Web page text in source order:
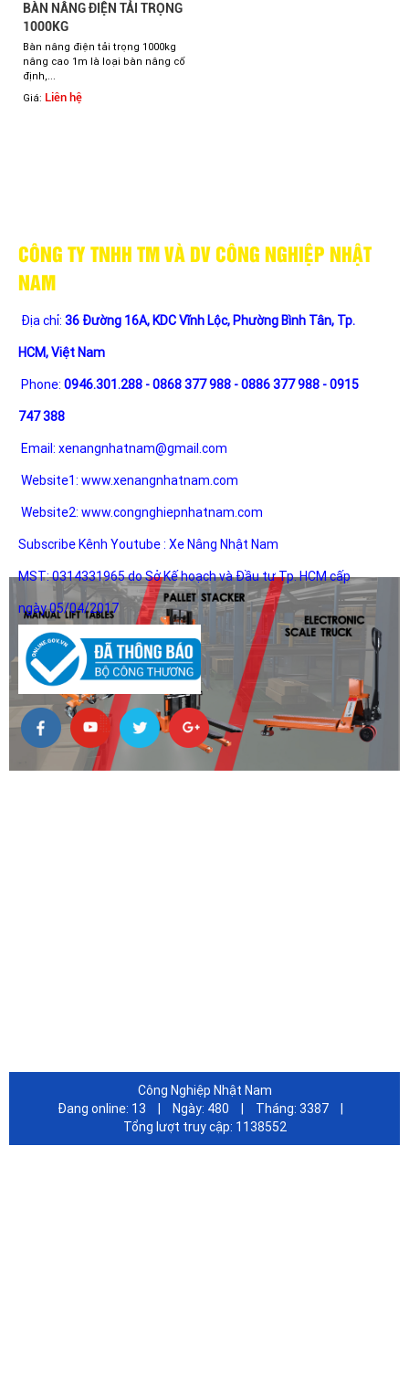
BÀN NÂNG ĐIỆN TẢI TRỌNG
1000KG
Bàn nâng điện tải trọng 1000kg
nâng cao 1m là loại bàn nâng cố
định,...
Giá: Liên hệ
CÔNG TY TNHH TM VÀ DV CÔNG NGHIỆP NHẬT
NAM
Địa chỉ: 36 Đường 16A, KDC Vĩnh Lộc, Phường Bình Tân, Tp.
HCM, Việt Nam
Phone: 0946.301.288 - 0868 377 988 - 0886 377 988 - 0915
747 388
Email: xenangnhatnam@gmail.com
Website1: www.xenangnhatnam.com
Website2: www.congnghiepnhatnam.com
Subscribe Kênh Youtube : Xe Nâng Nhật Nam
MST: 0314331965 do Sở Kế hoạch và Đầu tư Tp. HCM cấp
ngày 05/04/2017
Công Nghiệp Nhật Nam
Đang online: 13 Ngày: 480 Tháng: 3387
Tổng lượt truy cập: 1138552